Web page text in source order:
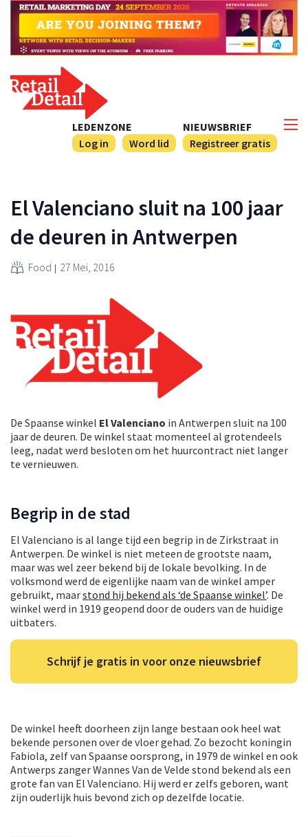
NIEUWSBRIEF
Registreer gratis
LEDENZONE
Log in
Word lid
El Valenciano sluit na 100 jaar
de deuren in Antwerpen
Food 27 Mei, 2016
De Spaanse winkel El Valenciano in Antwerpen sluit na 100
jaar de deuren. De winkel staat momenteel al grotendeels
leeg, nadat werd besloten om het huurcontract niet langer
te vernieuwen.
Begrip in de stad
El Valenciano is al lange tijd een begrip in de Zirkstraat in
Antwerpen. De winkel is niet meteen de grootste naam,
maar was wel zeer bekend bij de lokale bevolking. In de
volksmond werd de eigenlijke naam van de winkel amper
gebruikt, maarstond hij bekend als ‘de Spaanse winkel’. De
winkel werd in 1919 geopend door de ouders van de huidige
uitbaters.
Schrijf je gratis in voor onze nieuwsbrief
De winkel heeft doorheen zijn lange bestaan ook heel wat
bekende personen over de vloer gehad. Zo bezocht koningin
Fabiola, zelf van Spaanse oorsprong, in 1979 de winkel en ook
Antwerps zanger Wannes Van de Velde stond bekend als een
grote fan van El Valenciano. Hij werd er zelfs geboren, want
zijn ouderlijk huis bevond zich op dezelfde locatie.